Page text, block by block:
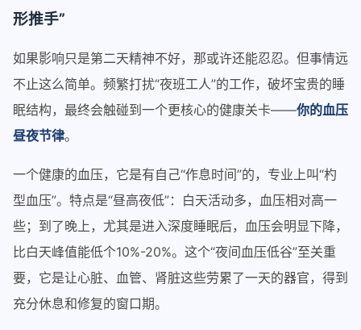
形推手”
如果影响只是第二天精神不好，那或许还能忍忍。但事情远
不止这么简单。频繁打扰“夜班工人”的工作，破坏宝贵的睡
眠结构，最终会触碰到一个更核心的健康关卡——你的血压
昼夜节律。
一个健康的血压，它是有自己“作息时间”的，专业上叫“杓
型血压”。特点是“昼高夜低”：白天活动多，血压相对高一
些；到了晚上，尤其是进入深度睡眠后，血压会明显下降，
比白天峰值能低个10%-20%。这个“夜间血压低谷”至关重
要，它是让心脏、血管、肾脏这些劳累了一天的器官，得到
充分休息和修复的窗口期。